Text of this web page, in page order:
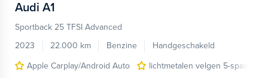
Audi A1
Sportback 25 TFSI Advanced
2023
22.000 km Benzine
Handgeschakeld
Apple Carplay/Android Auto
lichtmetalen velgen 5-spaaks